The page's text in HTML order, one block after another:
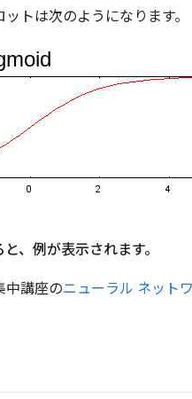
トは次のようになります。
、例が表示されます。
中講座のニューラル ネット